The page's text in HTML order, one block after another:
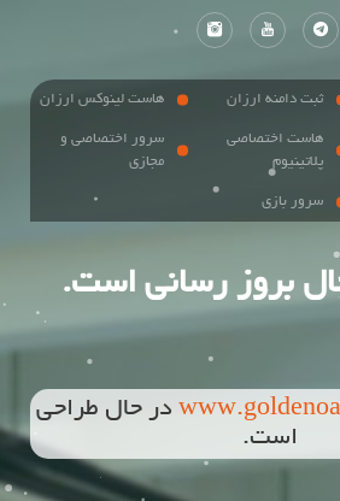
ثبت دامنه ارزان هاست لینوکس ارزان
هاست اختصاصی
پلاتینیوم
سرور اختصاصی و
مجازی
سرور بازی
بروز رسانی است.
در حال طراحی
است.